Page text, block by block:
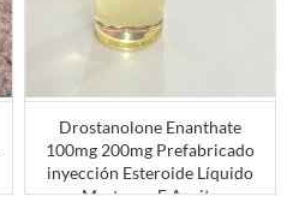
Drostanolone Enanthate
100mg 200mg Prefabricado
inyección Esteroide Líquido
Masteron E Aceite